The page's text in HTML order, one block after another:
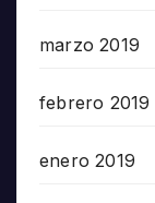
marzo 2019
febrero 2019
enero 2019